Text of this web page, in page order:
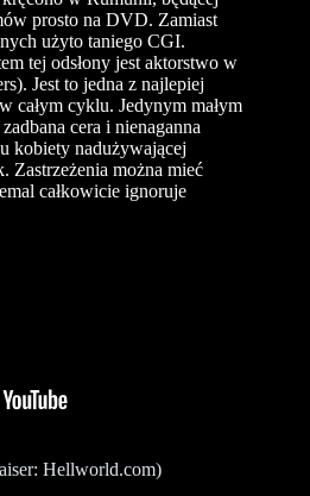
prosto na DVD. Zamiast
użyto taniego CGI.
tej odsłony jest aktorstwo w
Jest to jedna z najlepiej
całym cyklu. Jedynym małym
cera i nienaganna
kobiety nadużywającej
można mieć
całkowicie ignoruje
Hellworld.com)